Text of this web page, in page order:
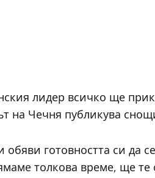
лидер всичко ще
на Чечня публикува
обяви готовността си да
толкова време, ще